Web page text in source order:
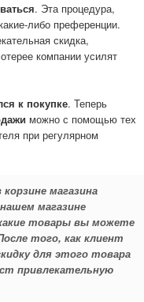
. Эта процедура,
либо преференции.
скидка,
компании усилят
к покупке. Теперь
можно с помощью тех
при регулярном
магазина
магазине
товары вы можете
того, как клиент
для этого товара
привлекательную